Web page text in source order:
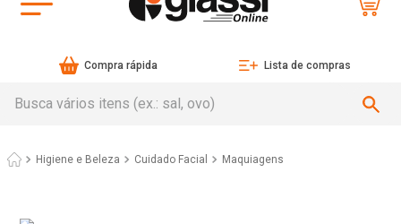
Compra rápida Lista de compras
Higiene e Beleza Cuidado Facial Maquiagens